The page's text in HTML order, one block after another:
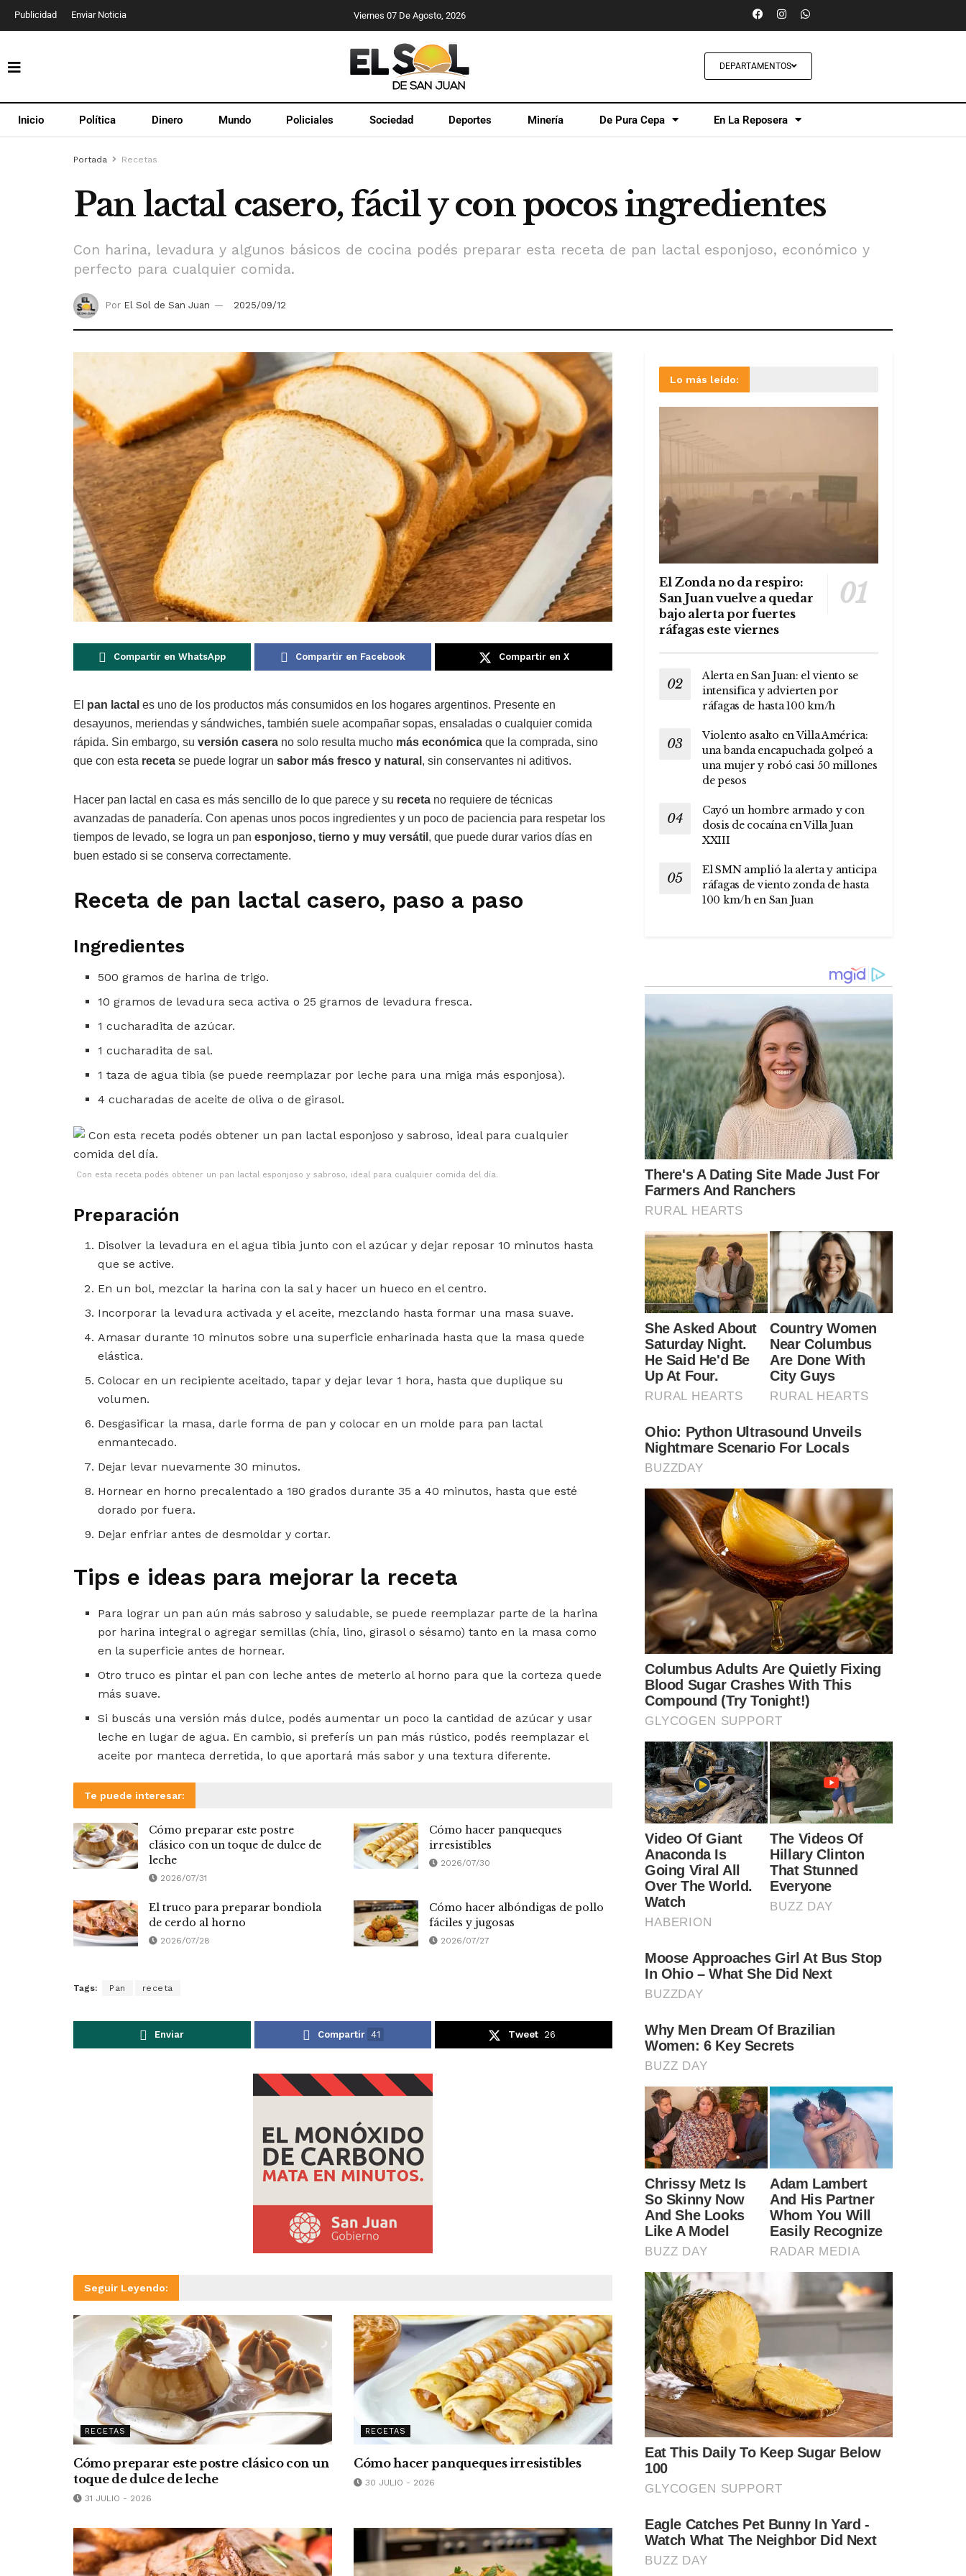
Publicidad Enviar Noticia Viernes 07 De Agosto, 2026
DEPARTAMENTOS
Inicio Política Dinero Mundo Policiales Sociedad Deportes Minería De Pura Cepa En La Reposera
Portada Recetas
Pan lactal casero, fácil y con pocos ingredientes
Con harina, levadura y algunos básicos de cocina podés preparar esta receta de pan lactal esponjoso, económico y
perfecto para cualquier comida.
Por El Sol de San Juan 2025/09/12
Compartir en WhatsApp Compartir en Facebook Compartir en X
El pan lactal es uno de los productos más consumidos en los hogares argentinos. Presente en
desayunos, meriendas y sándwiches, también suele acompañar sopas, ensaladas o cualquier comida
rápida. Sin embargo, su versión casera no solo resulta mucho más económica que la comprada, sino
que con esta receta se puede lograr un sabor más fresco y natural , sin conservantes ni aditivos.
Hacer pan lactal en casa es más sencillo de lo que parece y su receta no requiere de técnicas
avanzadas de panadería. Con apenas unos pocos ingredientes y un poco de paciencia para respetar los
tiempos de levado, se logra un pan esponjoso, tierno y muy versátil , que puede durar varios días en
buen estado si se conserva correctamente.
Receta de pan lactal casero, paso a paso
Ingredientes
500 gramos de harina de trigo.
10 gramos de levadura seca activa o 25 gramos de levadura fresca.
1 cucharadita de azúcar.
1 cucharadita de sal.
1 taza de agua tibia (se puede reemplazar por leche para una miga más esponjosa).
4 cucharadas de aceite de oliva o de girasol.
Con esta receta podés obtener un pan lactal esponjoso y sabroso, ideal para cualquier comida del día.
Preparación
Disolver la levadura en el agua tibia junto con el azúcar y dejar reposar 10 minutos hasta
que se active.
En un bol, mezclar la harina con la sal y hacer un hueco en el centro.
Incorporar la levadura activada y el aceite, mezclando hasta formar una masa suave.
Amasar durante 10 minutos sobre una superficie enharinada hasta que la masa quede
elástica.
Colocar en un recipiente aceitado, tapar y dejar levar 1 hora, hasta que duplique su
volumen.
Desgasificar la masa, darle forma de pan y colocar en un molde para pan lactal
enmantecado.
Dejar levar nuevamente 30 minutos.
Hornear en horno precalentado a 180 grados durante 35 a 40 minutos, hasta que esté
dorado por fuera.
Dejar enfriar antes de desmoldar y cortar.
Tips e ideas para mejorar la receta
Para lograr un pan aún más sabroso y saludable, se puede reemplazar parte de la harina
por harina integral o agregar semillas (chía, lino, girasol o sésamo) tanto en la masa como
en la superficie antes de hornear.
Otro truco es pintar el pan con leche antes de meterlo al horno para que la corteza quede
más suave.
Si buscás una versión más dulce, podés aumentar un poco la cantidad de azúcar y usar
leche en lugar de agua. En cambio, si preferís un pan más rústico, podés reemplazar el
aceite por manteca derretida, lo que aportará más sabor y una textura diferente.
Te puede interesar:
Cómo preparar este postre
clásico con un toque de dulce de
leche
2026/07/31
Cómo hacer panqueques
irresistibles
2026/07/30
El truco para preparar bondiola
de cerdo al horno
2026/07/28
Cómo hacer albóndigas de pollo
fáciles y jugosas
2026/07/27
Tags: Pan receta
Enviar Compartir 41 Tweet 26
Seguir Leyendo:
RECETAS
Cómo preparar este postre clásico con un
toque de dulce de leche
31 JULIO - 2026
RECETAS
Cómo hacer panqueques irresistibles
30 JULIO - 2026
Lo más leído:
El Zonda no da respiro:
San Juan vuelve a quedar
bajo alerta por fuertes
ráfagas este viernes
Alerta en San Juan: el viento se
intensifica y advierten por
ráfagas de hasta 100 km/h
Violento asalto en Villa América:
una banda encapuchada golpeó a
una mujer y robó casi 50 millones
de pesos
Cayó un hombre armado y con
dosis de cocaína en Villa Juan
XXIII
El SMN amplió la alerta y anticipa
ráfagas de viento zonda de hasta
100 km/h en San Juan